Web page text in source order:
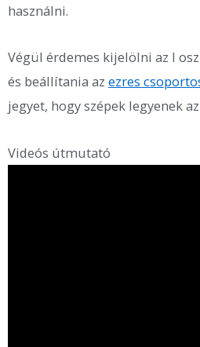
használni.
Végül érdemes kijelölni az I
és beállítania az ezres
jegyet, hogy szépek legyenek
Videós útmutató